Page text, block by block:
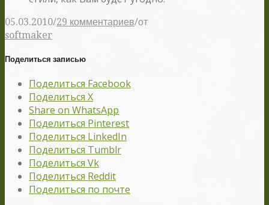
05.03.2010/29 комментариев/от
softmaker
Поделиться записью
Поделиться Facebook
Поделиться X
Share on WhatsApp
Поделиться Pinterest
Поделиться LinkedIn
Поделиться Tumblr
Поделиться Vk
Поделиться Reddit
Поделиться по почте